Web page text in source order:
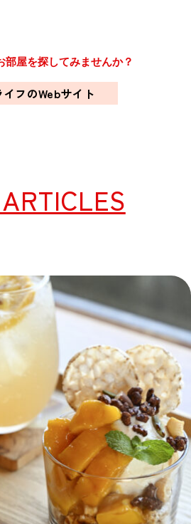
部屋を探してみませんか？
フのWebサイト